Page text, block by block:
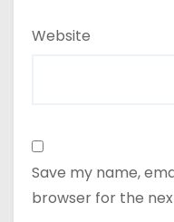
Website
Save my name,
browser for the